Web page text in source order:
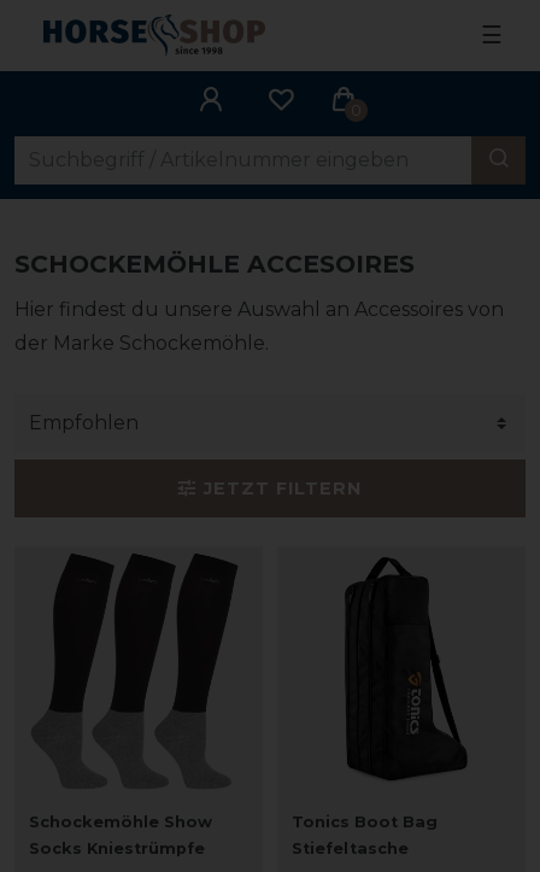
☰
0
SCHOCKEMÖHLE ACCESOIRES
Hier findest du unsere Auswahl an Accessoires von
der Marke Schockemöhle.
JETZT FILTERN
Schockemöhle Show
Socks Kniestrümpfe
Tonics Boot Bag
Stiefeltasche